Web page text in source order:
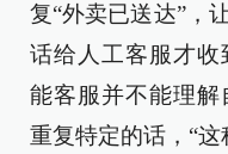
复“外卖已送达”，
话给人工客服才收
能客服并不能理
重复特定的话，“这